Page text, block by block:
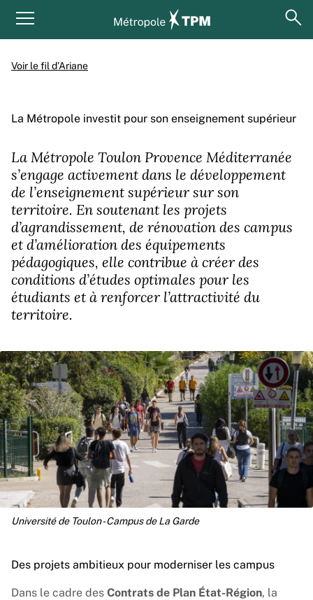
Menu principal
Voir le fil d’Ariane
La Métropole investit pour son enseignement supérieur
La Métropole Toulon Provence Méditerranée
s’engage activement dans le développement
de l’enseignement supérieur sur son
territoire. En soutenant les projets
d’agrandissement, de rénovation des campus
et d’amélioration des équipements
pédagogiques, elle contribue à créer des
conditions d’études optimales pour les
étudiants et à renforcer l’attractivité du
territoire.
Université de Toulon - Campus de La Garde
Des projets ambitieux pour moderniser les campus
Dans le cadre des Contrats de Plan État-Région, la